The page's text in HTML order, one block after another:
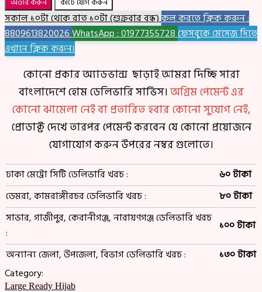
সকাল ১০টা থেকে রাত ১০টা (শুক্রবার বন্ধ)কল করতে ক্লিক করুন :
8809613820026WhatsApp : 01977355728ফেসবুকে মেসেজ দিতে
এখানে ক্লিক করুন।
কোনো প্রকার অ্যাডভান্স ছাড়াই আমরা দিচ্ছি সারা
বাংলাদেশে হোম ডেলিভারি সার্ভিস।অগ্রিম পেমেন্ট এর
কোনো ঝামেলা নেই বা প্রতারিত হবার কোনো সুযোগ নেই,
প্রোডাক্ট দেখে তারপর পেমেন্ট করবেন যে কোনো প্রয়োজনে
যোগাযোগ করুন উপরের নম্বর গুলোতে।
ঢাকা মেট্রো সিটি ডেলিভারি খরচ :
৬০ টাকা
ডেমরা, কামরাঙ্গীরচর ডেলিভারি খরচ :
৮০ টাকা
সাভার, গাজীপুর, কেরানীগঞ্জ, নারায়ণগঞ্জ ডেলিভারি খরচ
:
১০০ টাকা
অন্যান্য জেলা, উপজেলা, বিভাগ ডেলিভারি খরচ :
১৩০ টাকা
Category:
Large Ready Hijab